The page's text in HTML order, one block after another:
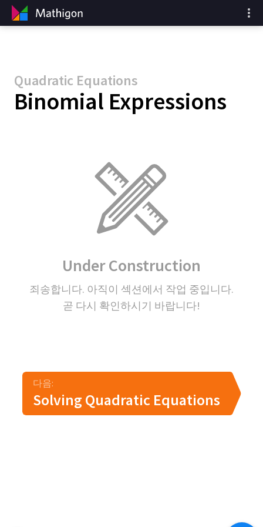
Quadratic Equations
Binomial Expressions
Under Construction
죄송합니다. 아직이 섹션에서 작업 중입니다.
곧 다시 확인하시기 바랍니다!
다음:
Solving Quadratic Equations